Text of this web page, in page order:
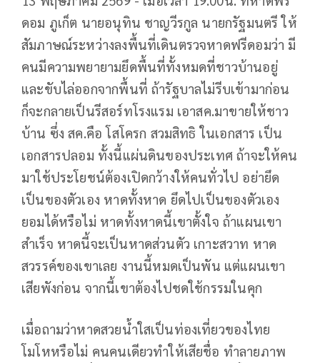
ดอม ภูเก็ต นายอนุทิน ชาญวีรกูล นายกรัฐมนตรี ให้
สัมภาษณ์ระหว่างลงพื้นที่เดินตรวจหาดฟรีดอมว่า มี
คนมีความพยายามยึดพื้นที่ทั้งหมดที่ชาวบ้านอยู่
และขับไล่ออกจากพื้นที่ ถ้ารัฐบาลไม่รีบเข้ามาก่อน
ก็จะกลายเป็นรีสอร์ทโรงแรม เอาสค.มาขายให้ชาว
บ้าน ซึ่ง สค.คือ โสโครก สวมสิทธิ ในเอกสาร เป็น
เอกสารปลอม ทั้งนี้แผ่นดินของประเทศ ถ้าจะให้คน
มาใช้ประโยชน์ต้องเปิดกว้างให้คนทั่วไป อย่ายึด
เป็นของตัวเอง หาดทั้งหาด ยึดไปเป็นของตัวเอง
ยอมได้หรือไม่ หาดทั้งหาดนี้เขาตั้งใจ ถ้าแผนเขา
สำเร็จ หาดนี้จะเป็นหาดส่วนตัว เกาะสวาท หาด
สวรรค์ของเขาเลย งานนี้หมดเป็นพัน แต่แผนเขา
เสียพังก่อน จากนี้เขาต้องไปชดใช้กรรมในคุก
เมื่อถามว่าหาดสวยน้ำใสเป็นท่องเที่ยวของไทย
โมโหหรือไม่ คนคนเดียวทำให้เสียชื่อ ทำลายภาพ